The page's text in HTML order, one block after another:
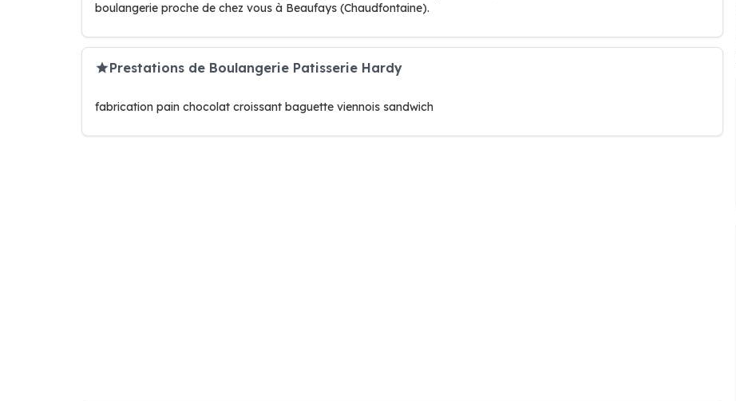
boulangerie proche de chez vous à Beaufays (Chaudfontaine).
Prestations de Boulangerie Patisserie Hardy
fabrication pain chocolat croissant baguette viennois sandwich